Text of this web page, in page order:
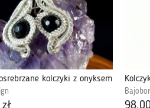
kolczyki z onyksem